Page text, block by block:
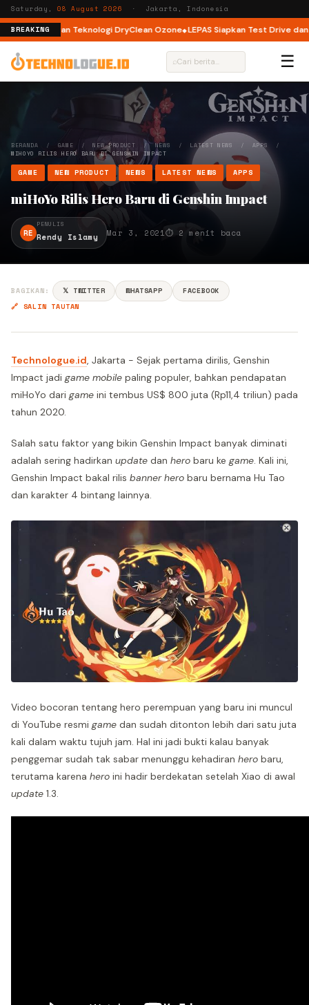
Saturday,08 August 2026 · Jakarta, Indonesia
BREAKING
dengan Teknologi DryClean Ozone LEPAS Siapkan Test Drive dan
⌕ ☰
BERANDA / GAME /NEW PRODUCT /NEWS / LATEST NEWS / APPS
/
MIHOYO RILIS HERO BARU DI GENSHIN IMPACT
GAME NEW PRODUCT NEWS LATEST NEWS APPS
miHoYo Rilis Hero Baru di Genshin Impact
RE
PENULIS
Rendy Islamy Mar 3, 2021⏱ 2 menit baca
BAGIKAN: 𝕏 TWITTER WHATSAPP
FACEBOOK
🔗 SALIN TAUTAN
Technologue.id, Jakarta - Sejak pertama dirilis, Genshin
Impact jadi game mobile paling populer, bahkan pendapatan
miHoYo dari game ini tembus US$ 800 juta (Rp11,4 triliun) pada
tahun 2020.
Salah satu faktor yang bikin Genshin Impact banyak diminati
adalah sering hadirkan update dan hero baru ke game. Kali ini,
Genshin Impact bakal rilis banner hero baru bernama Hu Tao
dan karakter 4 bintang lainnya.
Video bocoran tentang hero perempuan yang baru ini muncul
di YouTube resmi game dan sudah ditonton lebih dari satu juta
kali dalam waktu tujuh jam. Hal ini jadi bukti kalau banyak
penggemar sudah tak sabar menunggu kehadiran hero baru,
terutama karena hero ini hadir berdekatan setelah Xiao di awal
update 1.3.